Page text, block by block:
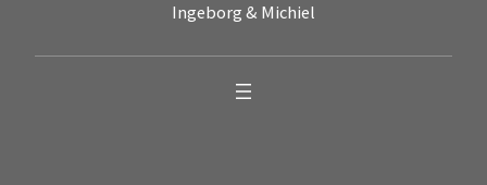
Ingeborg & Michiel